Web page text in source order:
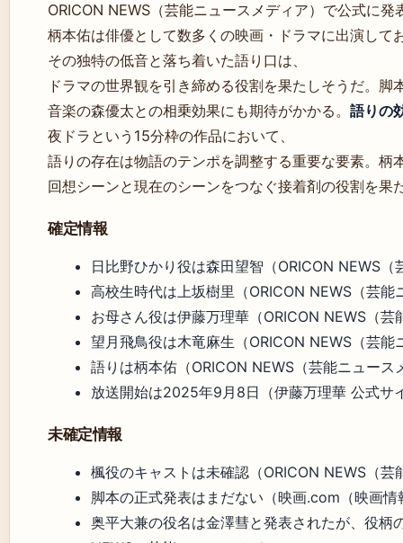
ORICON NEWS（芸能ニュースメディア）で公式に発
柄本佑は俳優として数多くの映画・ドラマに出演して
その独特の低音と落ち着いた語り口は、
ドラマの世界観を引き締める役割を果たしそうだ。脚
音楽の森優太との相乗効果にも期待がかかる。 語りの
夜ドラという15分枠の作品において、
語りの存在は物語のテンポを調整する重要な要素。柄
回想シーンと現在のシーンをつなぐ接着剤の役割を果
確定情報
日比野ひかり役は森田望智（ORICON NEWS
高校生時代は上坂樹里（ORICON NEWS（芸能
お母さん役は伊藤万理華（ORICON NEWS（芸
望月飛鳥役は木竜麻生（ORICON NEWS（芸能
語りは柄本佑（ORICON NEWS（芸能ニュース
放送開始は2025年9月8日（伊藤万理華 公式サ
未確定情報
楓役のキャストは未確認（ORICON NEWS（芸
脚本の正式発表はまだない（映画.com（映画情
奥平大兼の役名は金澤彗と発表されたが、役柄